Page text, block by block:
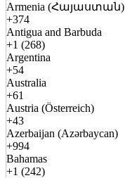
Armenia (Հայաստան)
+374
Antigua and Barbuda
+1 (268)
Argentina
+54
Australia
+61
Austria (Österreich)
+43
Azerbaijan (Azərbaycan)
+994
Bahamas
+1 (242)